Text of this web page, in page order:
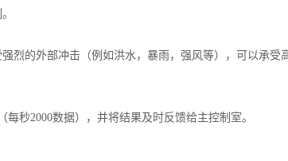
的外部冲击（例如洪水，暴雨，强风等），可以承受
2000数据），并将结果及时反馈给主控制室。